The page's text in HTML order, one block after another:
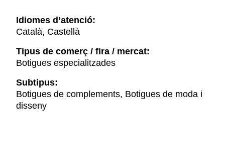
Idiomes d’atenció:
Català, Castellà
Tipus de comerç / fira / mercat:
Botigues especialitzades
Subtipus:
Botigues de complements, Botigues de moda i
disseny